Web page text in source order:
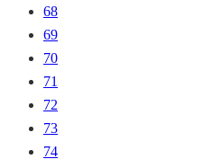
68
69
70
71
72
73
74